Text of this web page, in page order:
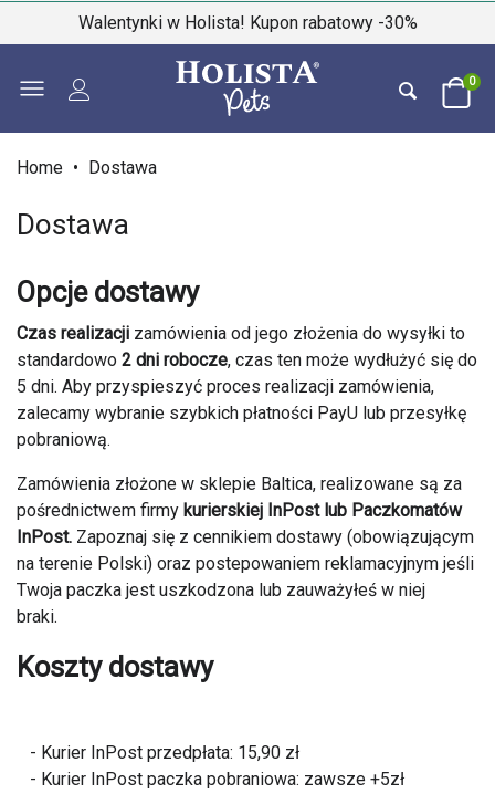
Walentynki w Holista! Kupon rabatowy -30%
0
Home • Dostawa
Dostawa
Opcje dostawy
Czas realizacji zamówienia od jego złożenia do wysyłki to
standardowo 2 dni robocze, czas ten może wydłużyć się do
5 dni. Aby przyspieszyć proces realizacji zamówienia,
zalecamy wybranie szybkich płatności PayU lub przesyłkę
pobraniową.
Zamówienia złożone w sklepie Baltica, realizowane są za
pośrednictwem firmy kurierskiej InPost lub Paczkomatów
InPost. Zapoznaj się z cennikiem dostawy (obowiązującym
na terenie Polski) oraz postepowaniem reklamacyjnym jeśli
Twoja paczka jest uszkodzona lub zauważyłeś w niej
braki.
Koszty dostawy
- Kurier InPost przedpłata: 15,90 zł
- Kurier InPost paczka pobraniowa: zawsze +5zł